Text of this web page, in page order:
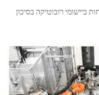
ביישומי רובוטיקה בסיכון